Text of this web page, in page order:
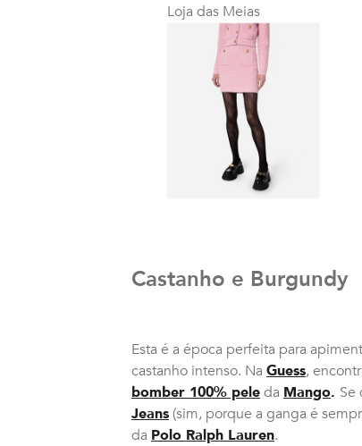
Loja das Meias
Castanho e Burgundy
Esta é a época perfeita para
castanho intenso. Na Guess,
bomber 100% peleda Mango. Se
Jeans (sim, porque a ganga é
da Polo Ralph Lauren.